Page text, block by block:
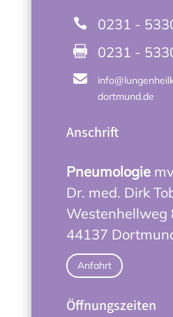
 0231 -
 0231 -

dortmund.de
Anschrift
Pneumologie
Dr. med. Dirk
Westenhellweg
44137
Anfahrt
Öffnungszeiten